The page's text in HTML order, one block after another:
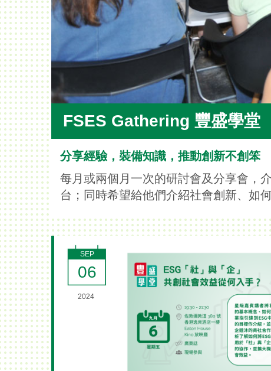
FSES Gathering 豐盛學堂
分享經驗，裝備知識，推動創新不創笨
每月或兩個月一次的研討會及分享會，
台；同時希望給他們介紹社會創新、如
SEP
06
2024